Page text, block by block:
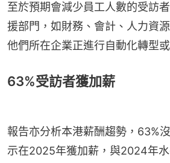
至於預期會減少員工人數的受訪
援部門，如財務、會計、人力資
他們所在企業正進行自動化轉型
63%受訪者獲加薪
報告亦分析本港薪酬趨勢，63%
示在2025年獲加薪，與2024年水